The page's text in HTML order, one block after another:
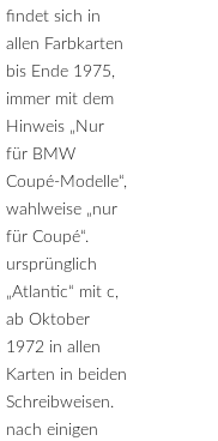
findet sich in
allen Farbkarten
bis Ende 1975,
immer mit dem
Hinweis „Nur
für BMW
Coupé-Modelle“,
wahlweise „nur
für Coupé“.
ursprünglich
„Atlantic“ mit c,
ab Oktober
1972 in allen
Karten in beiden
Schreibweisen.
nach einigen